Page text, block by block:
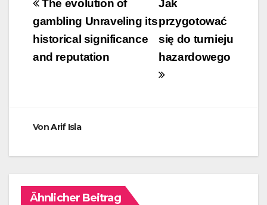
Jak
przygotować
się do turnieju
hazardowego
The evolution of
gambling Unraveling its
historical significance
and reputation
VonArif Isla
Ähnlicher Beitrag